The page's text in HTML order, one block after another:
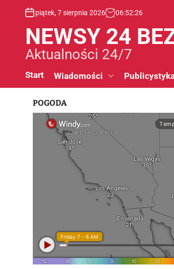
piątek, 7 sierpnia 2026 06:52:27
NEWSY 24
Aktualności 24/7
Start Wiadomości
POGODA